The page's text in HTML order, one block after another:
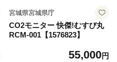
宮城県宮城県庁
CO2モニター 快傑!むすび丸
RCM-001【1576823】
55,000円